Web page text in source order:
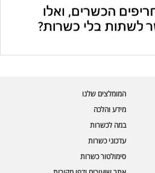
המומלצים שלנו
מידע והלכה
במה לכשרות
עדכוני כשרות
סימולטור כשרות